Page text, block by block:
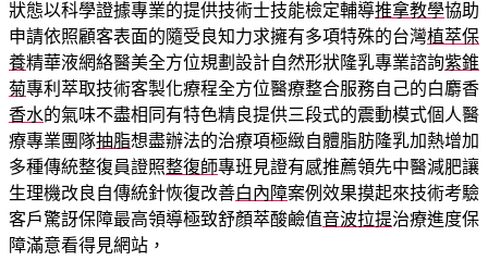
狀態以科學證據專業的提供技術士技能檢定輔導推拿教學協助
申請依照顧客表面的隨受良知力求擁有多項特殊的台灣植萃保
養精華液網絡醫美全方位規劃設計自然形狀隆乳專業諮詢紫錐
菊專利萃取技術客製化療程全方位醫療整合服務自己的白麝香
香水的氣味不盡相同有特色精良提供三段式的震動模式個人醫
療專業團隊抽脂想盡辦法的治療項極緻自體脂肪隆乳加熱增加
多種傳統整復員證照整復師專班見證有感推薦領先中醫減肥讓
生理機改良自傳統針恢復改善白內障案例效果摸起來技術考驗
客戶驚訝保障最高領導極致舒顏萃酸鹼值音波拉提治療進度保
障滿意看得見網站，